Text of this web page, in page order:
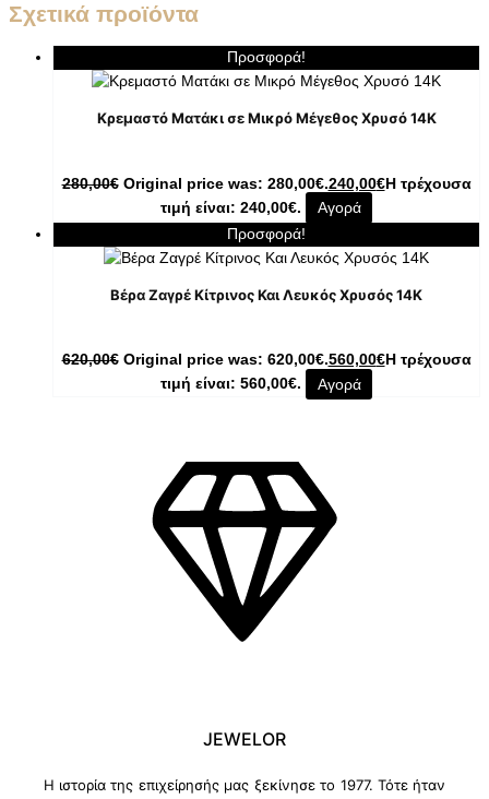
Σχετικά προϊόντα
Προσφορά!
Κρεμαστό Ματάκι σε Μικρό Μέγεθος Χρυσό 14K
280,00€ Original price was: 280,00€.240,00€Η τρέχουσα
τιμή είναι: 240,00€.
Αγορά
Προσφορά!
Βέρα Ζαγρέ Κίτρινος Και Λευκός Χρυσός 14Κ
620,00€ Original price was: 620,00€.560,00€Η τρέχουσα
τιμή είναι: 560,00€.
Αγορά
JEWELOR
Η ιστορία της επιχείρησής μας ξεκίνησε το 1977. Τότε ήταν